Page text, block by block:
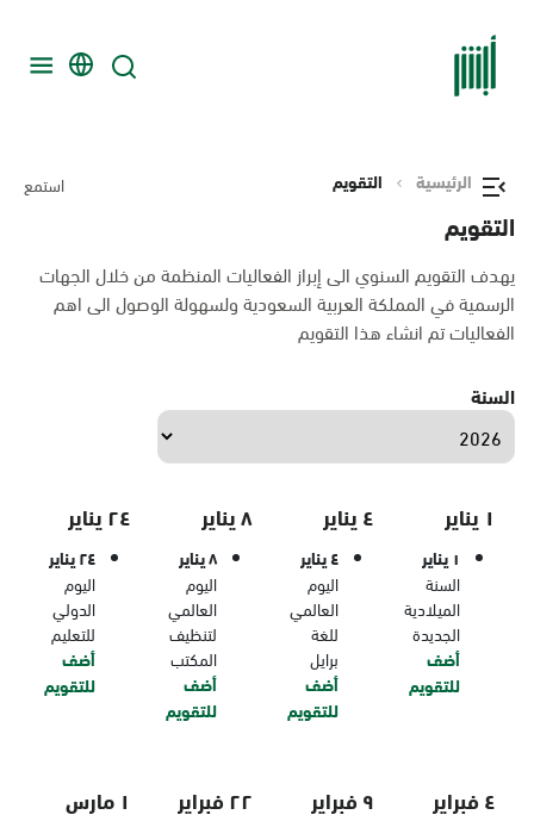
الرئيسية التقويم استمع
التقويم
يهدف التقويم السنوي الى إبراز الفعاليات المنظمة من خلال الجهات
الرسمية في المملكة العربية السعودية ولسهولة الوصول الى اهم
الفعاليات تم انشاء هذا التقويم
السنة
١ يناير
١ يناير
السنة
الميلادية
الجديدة
أضف
للتقويم
٤ يناير
٤ يناير
اليوم
العالمي
للغة
برايل
أضف
للتقويم
٨ يناير
٨ يناير
اليوم
العالمي
لتنظيف
المكتب
أضف
للتقويم
٢٤ يناير
٢٤ يناير
اليوم
الدولي
للتعليم
أضف
للتقويم
٤ فبراير ٩ فبراير ٢٢ فبراير ١ مارس